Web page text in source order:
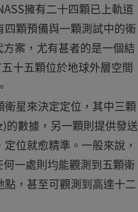
擁有二十四顆已上軌道
顆預備與一顆測試中的衛
案，尤有甚者的是一個結
十五顆位於地球外層空間
星來決定定位，其中三顆
的數據，另一顆則提供發送
位就愈精準。一般來說，
一處則均能觀測到五顆衛
，甚至可觀測到高達十二